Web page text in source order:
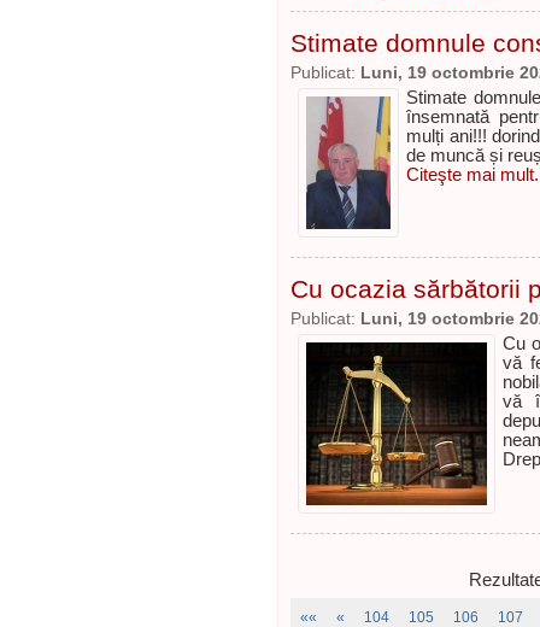
Stimate domnule
Publicat: Luni, 19 octombrie
Stimate
însemnată
mulți ani!!!
de muncă și
Citeşte mai
Cu ocazia sărbătorii
Publicat: Luni, 19 octombrie
Cu
vă
vă
«« « 104 105 106 107